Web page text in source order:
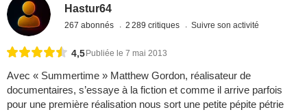
Hastur64
267 abonnés 2 289 critiques Suivre son activité
4,5 Publiée le 7 mai 2013
Avec « Summertime » Matthew Gordon, réalisateur de
documentaires, s’essaye à la fiction et comme il arrive parfois
pour une première réalisation nous sort une petite pépite pétrie